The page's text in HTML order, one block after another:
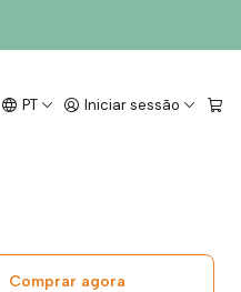
PT Iniciar sessão
Comprar agora